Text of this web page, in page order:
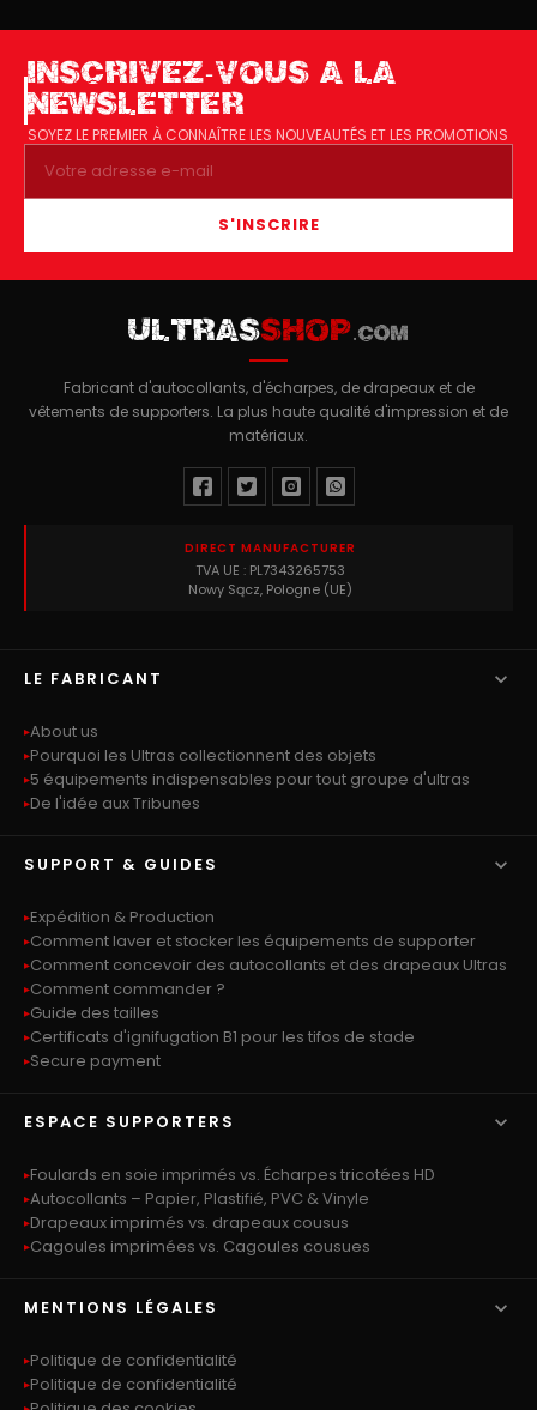
INSCRIVEZ-VOUS A LA
NEWSLETTER
SOYEZ LE PREMIER À CONNAÎTRE LES NOUVEAUTÉS ET LES PROMOTIONS
S'INSCRIRE
ULTRASSHOP.COM
Fabricant d'autocollants, d'écharpes, de drapeaux et de
vêtements de supporters. La plus haute qualité d'impression et de
matériaux.
DIRECT MANUFACTURER
TVA UE : PL7343265753
Nowy Sącz, Pologne (UE)
LE FABRICANT 
About us
Pourquoi les Ultras collectionnent des objets
5 équipements indispensables pour tout groupe d'ultras
De l'idée aux Tribunes
SUPPORT & GUIDES 
Expédition & Production
Comment laver et stocker les équipements de supporter
Comment concevoir des autocollants et des drapeaux Ultras
Comment commander ?
Guide des tailles
Certificats d'ignifugation B1 pour les tifos de stade
Secure payment
ESPACE SUPPORTERS 
Foulards en soie imprimés vs. Écharpes tricotées HD
Autocollants – Papier, Plastifié, PVC & Vinyle
Drapeaux imprimés vs. drapeaux cousus
Cagoules imprimées vs. Cagoules cousues
MENTIONS LÉGALES 
Politique de confidentialité
Politique de confidentialité